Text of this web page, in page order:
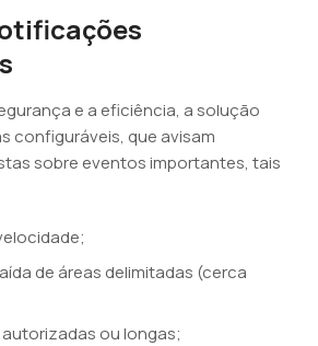
e a eficiência, a solução
configuráveis, que avisam
sobre eventos importantes, tais
de áreas delimitadas (cerca
ou longas;